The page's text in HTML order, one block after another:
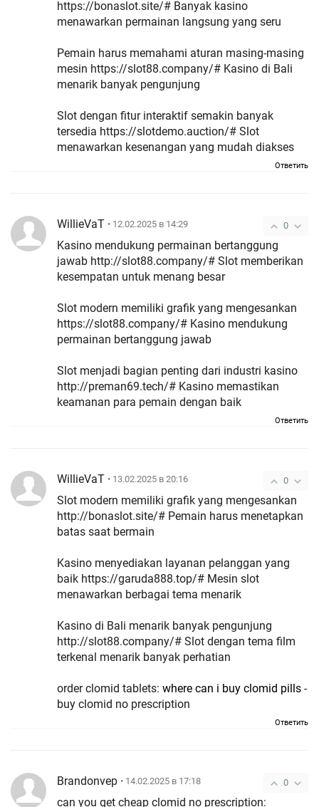
https://bonaslot.site/# Banyak kasino
menawarkan permainan langsung yang seru
Pemain harus memahami aturan masing-masing
mesin https://slot88.company/# Kasino di Bali
menarik banyak pengunjung
Slot dengan fitur interaktif semakin banyak
tersedia https://slotdemo.auction/# Slot
menawarkan kesenangan yang mudah diakses
Ответить
0
WillieVaT • 12.02.2025 в 14:29
Kasino mendukung permainan bertanggung
jawab http://slot88.company/# Slot memberikan
kesempatan untuk menang besar
Slot modern memiliki grafik yang mengesankan
https://slot88.company/# Kasino mendukung
permainan bertanggung jawab
Slot menjadi bagian penting dari industri kasino
http://preman69.tech/# Kasino memastikan
keamanan para pemain dengan baik
Ответить
0
WillieVaT • 13.02.2025 в 20:16
Slot modern memiliki grafik yang mengesankan
http://bonaslot.site/# Pemain harus menetapkan
batas saat bermain
Kasino menyediakan layanan pelanggan yang
baik https://garuda888.top/# Mesin slot
menawarkan berbagai tema menarik
Kasino di Bali menarik banyak pengunjung
http://slot88.company/# Slot dengan tema film
terkenal menarik banyak perhatian
order clomid tablets: where can i buy clomid pills -
buy clomid no prescription
Ответить
0
Brandonvep • 14.02.2025 в 17:18
can you get cheap clomid no prescription: